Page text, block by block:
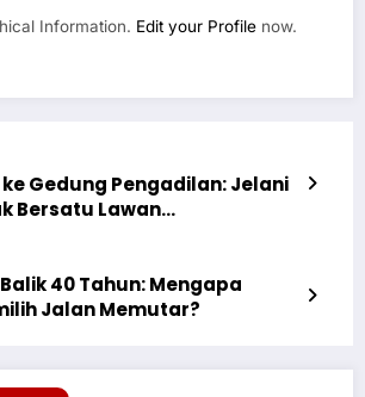
Information. Edit your Profile now.
Gedung Pengadilan: Jelani
Bersatu Lawan
40 Tahun: Mengapa
Jalan Memutar?